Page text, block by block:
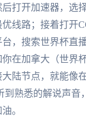
打开加速器，选
线路；接着打开
，搜索世界杯直
在加拿大（世界
大陆节点，就能像
到熟悉的解说声音
。